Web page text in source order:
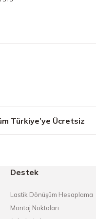
Türkiye’ye Ücretsiz
Destek
Lastik Dönüşüm Hesaplama
Montaj Noktaları